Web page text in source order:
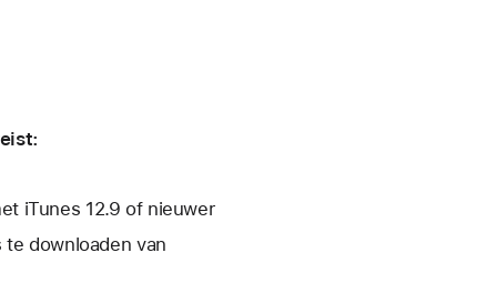
iTunes 12.9 of nieuwer
downloaden van